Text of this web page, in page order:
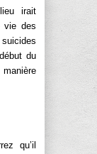
irait
vie des
du
qu’il